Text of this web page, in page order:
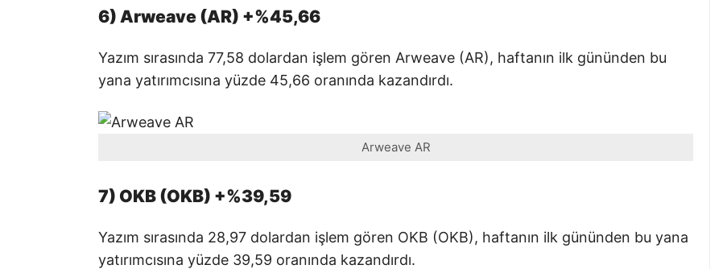
6) Arweave (AR) +%45,66
Yazım sırasında 77,58 dolardan işlem gören Arweave (AR), haftanın ilk gününden bu
yana yatırımcısına yüzde 45,66 oranında kazandırdı.
Arweave AR
7) OKB (OKB) +%39,59
Yazım sırasında 28,97 dolardan işlem gören OKB (OKB), haftanın ilk gününden bu yana
yatırımcısına yüzde 39,59 oranında kazandırdı.